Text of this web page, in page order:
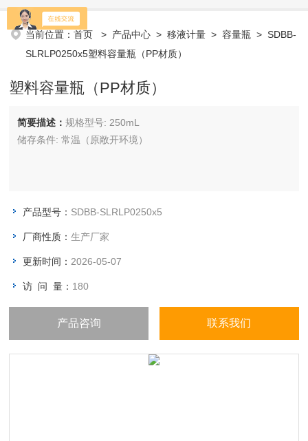
当前位置：首页 > 产品中心 >移液计量 >容量瓶 > SDBB-
SLRLP0250x5塑料容量瓶（PP材质）
塑料容量瓶（PP材质）
简要描述：规格型号: 250mL
储存条件: 常温（原敞开环境）
产品型号： SDBB-SLRLP0250x5
厂商性质：生产厂家
更新时间： 2026-05-07
访 问 量： 180
产品咨询 联系我们